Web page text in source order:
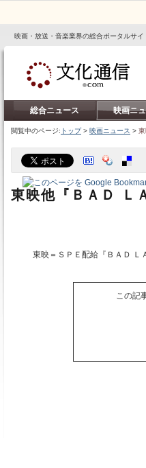
映画・放送・音楽業界の総合ポータルサイ
総合ニュース 映画ニ
閲覧中のページ: トップ> 映画ニュース >
東映他『ＢＡＤ Ｌ
東映＝ＳＰＥ配給『ＢＡＤ Ｌ
この記